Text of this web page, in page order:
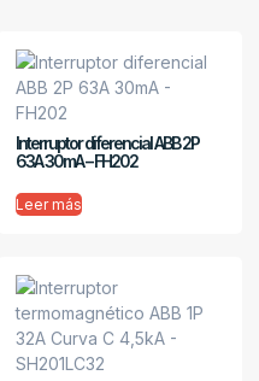
Interruptor diferencial ABB 2P
63A 30mA – FH202
Leer más